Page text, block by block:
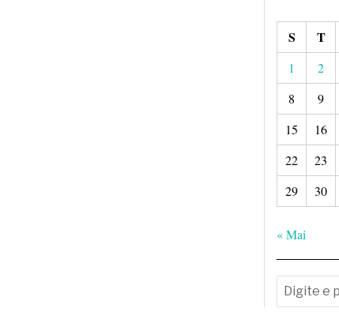
S T
1 2
8
9
15
16
22
23
29
30
« Mai